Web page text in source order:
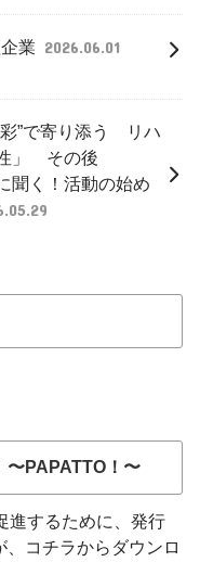
業 2026.06.01
彩”で寄り添う リハ
」 その後
聞く！活動の始め
〜PAPATTO！〜
進するために、発行
、コチラからダウンロ